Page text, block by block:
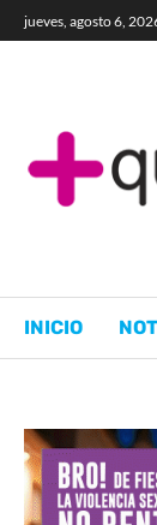
jueves, agosto 6,
INICIO